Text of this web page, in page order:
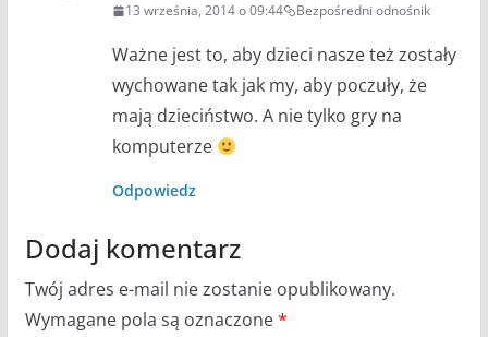
13 września, 2014 o 09:44 Bezpośredni odnośnik
Ważne jest to, aby dzieci nasze też zostały
wychowane tak jak my, aby poczuły, że
mają dzieciństwo. A nie tylko gry na
komputerze
Odpowiedz
Dodaj komentarz
Twój adres e-mail nie zostanie opublikowany.
Wymagane pola są oznaczone*